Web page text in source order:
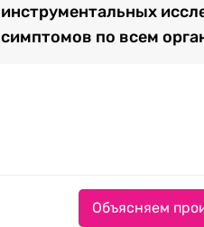
инструментальных
симптомов по всем
Объясняем